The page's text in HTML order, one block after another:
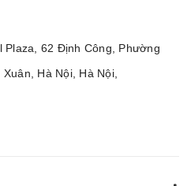
Plaza, 62 Định Công, Phường
Hà Nội, Hà Nội,